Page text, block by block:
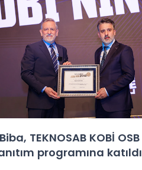
TEKNOSAB KOBİ OSB
programına katıldı